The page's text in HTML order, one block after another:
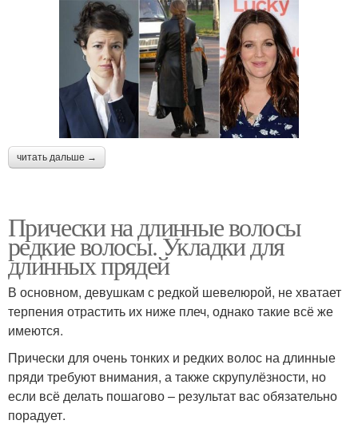
читать дальше →
Прически на длинные волосы
редкие волосы. Укладки для
длинных прядей
В основном, девушкам с редкой шевелюрой, не хватает
терпения отрастить их ниже плеч, однако такие всё же
имеются.
Прически для очень тонких и редких волос на длинные
пряди требуют внимания, а также скрупулёзности, но
если всё делать пошагово – результат вас обязательно
порадует.